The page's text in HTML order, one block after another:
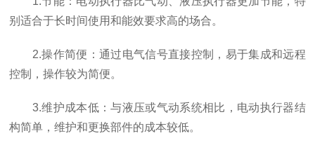
别适合于长时间使用和能效要求高的场合。
2.操作简便：通过电气信号直接控制，易于集成和远程
控制，操作较为简便。
3.维护成本低：与液压或气动系统相比，电动执行器结
构简单，维护和更换部件的成本较低。